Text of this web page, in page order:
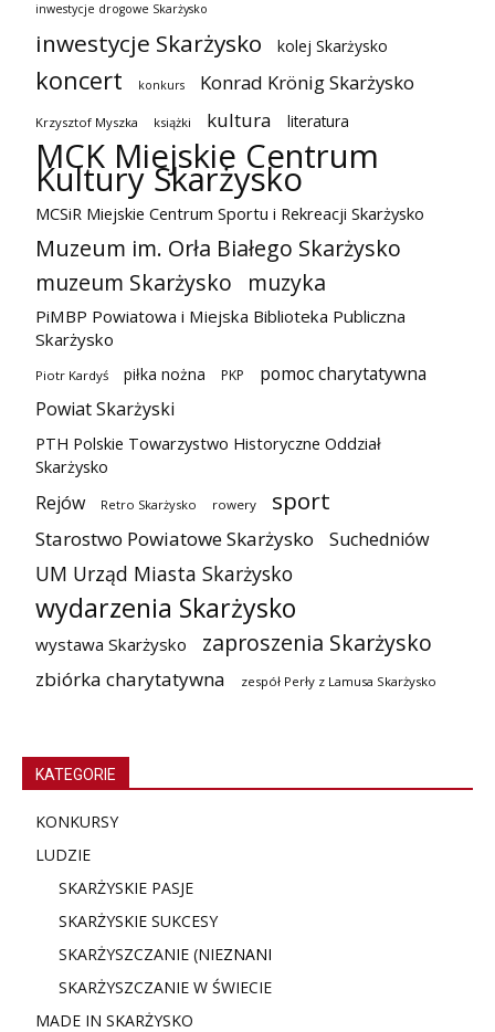
inwestycje drogowe Skarżysko
inwestycje Skarżysko kolej Skarżysko
koncert konkurs Konrad Krönig Skarżysko
Krzysztof Myszka książki kultura literatura
MCK Miejskie Centrum
Kultury Skarżysko
MCSiR Miejskie Centrum Sportu i Rekreacji Skarżysko
Muzeum im. Orła Białego Skarżysko
muzeum Skarżysko
muzyka
PiMBP Powiatowa i Miejska Biblioteka Publiczna
Skarżysko
Piotr Kardyś piłka nożna PKP
pomoc charytatywna
Powiat Skarżyski
PTH Polskie Towarzystwo Historyczne Oddział
Skarżysko
Rejów Retro Skarżysko rowery sport
Starostwo Powiatowe Skarżysko Suchedniów
UM Urząd Miasta Skarżysko
wydarzenia Skarżysko
wystawa Skarżysko zaproszenia Skarżysko
zbiórka charytatywna zespół Perły z Lamusa Skarżysko
KATEGORIE
KONKURSY
LUDZIE
SKARŻYSKIE PASJE
SKARŻYSKIE SUKCESY
SKARŻYSZCZANIE (NIEZNANI
SKARŻYSZCZANIE W ŚWIECIE
MADE IN SKARŻYSKO